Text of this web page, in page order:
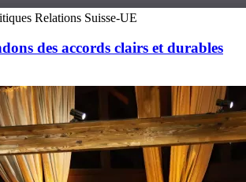
Relations Suisse-UE
des accords clairs et durables